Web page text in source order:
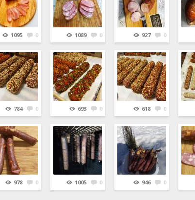
1095 0 1089 0 927 0
784 0 693 0 618 0
978 0 1005 0 946 0